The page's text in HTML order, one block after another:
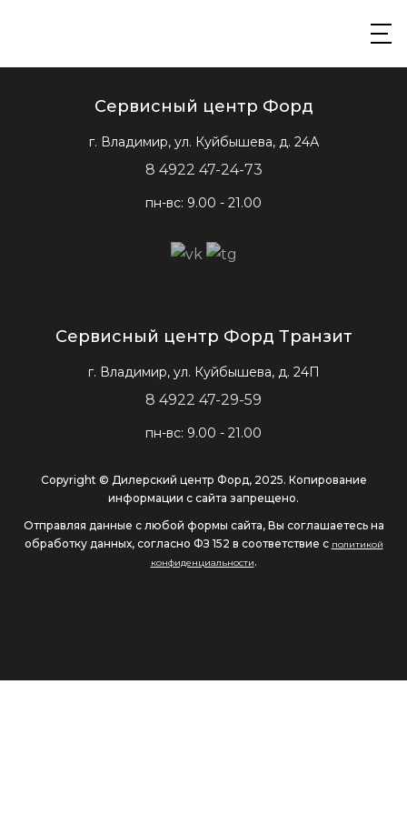
Сервисный центр Форд
г. Владимир, ул. Куйбышева, д. 24А
8 4922 47-24-73
пн-вс: 9.00 - 21.00
Сервисный центр Форд Транзит
г. Владимир, ул. Куйбышева, д. 24П
8 4922 47-29-59
пн-вс: 9.00 - 21.00
Copyright © Дилерский центр Форд, 2025. Копирование
информации с сайта запрещено.
Отправляя данные с любой формы сайта, Вы соглашаетесь на
обработку данных, согласно ФЗ 152 в соответствие с политикой
конфиденциальности.